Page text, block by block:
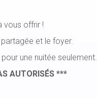
vous offrir !
et le foyer.
une nuitée seulement.
AUTORISÉS ***